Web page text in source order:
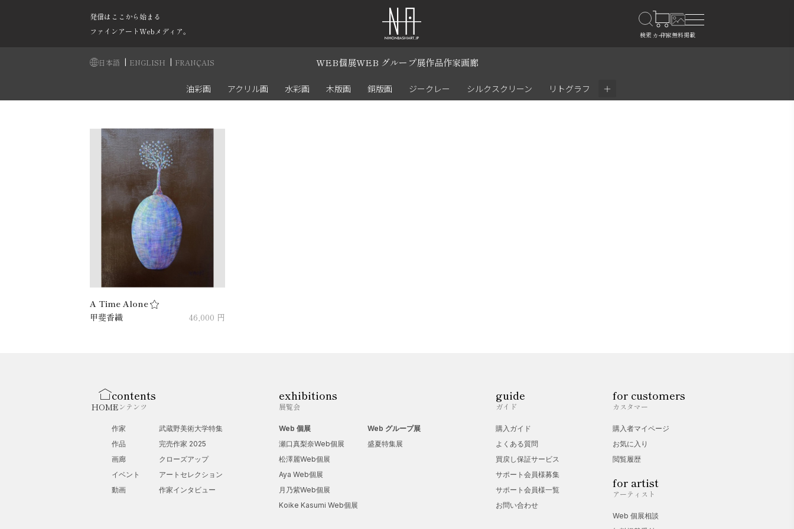
発信はここから始まる
ファインアートWebメディア。
日本語 | ENGLISH | FRANÇAIS WEB個展WEB グループ展作品作家画廊
油彩画 アクリル画 水彩画 木版画 銅版画 ジークレー シルクスクリーン リトグラフ ＋
A Time Alone
甲斐香織
46,000 円
HOME
contents
コンテンツ
作家
作品
画廊
イベント
動画
武蔵野美術大学特集
完売作家 2025
クローズアップ
アートセレクション
作家インタビュー
exhibitions
展覧会
Web 個展
瀬口真梨奈Web個展
松澤麗Web個展
Aya Web個展
月乃紫Web個展
Koike Kasumi Web個展
Web グループ展
盛夏特集展
guide
ガイド
購入ガイド
よくある質問
買戻し保証サービス
サポート会員様募集
サポート会員様一覧
お問い合わせ
for customers
カスタマー
購入者マイページ
お気に入り
閲覧履歴
for artist
アーティスト
Web 個展相談